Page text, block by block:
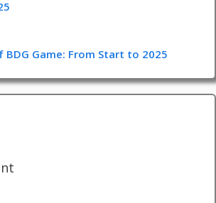
BDG Game: From Start to 2025